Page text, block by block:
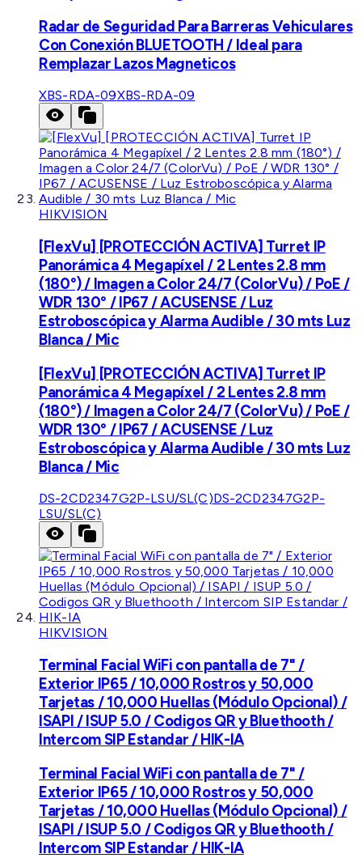
Radar de Seguridad Para Barreras Vehiculares
Con Conexión BLUETOOTH / Ideal para
Remplazar Lazos Magneticos
XBS-RDA-09XBS-RDA-09
HIKVISION
[FlexVu] [PROTECCIÓN ACTIVA] Turret IP
Panorámica 4 Megapíxel / 2 Lentes 2.8 mm
(180°) / Imagen a Color 24/7 (ColorVu) / PoE /
WDR 130° / IP67 / ACUSENSE / Luz
Estroboscópica y Alarma Audible / 30 mts Luz
Blanca / Mic
[FlexVu] [PROTECCIÓN ACTIVA] Turret IP
Panorámica 4 Megapíxel / 2 Lentes 2.8 mm
(180°) / Imagen a Color 24/7 (ColorVu) / PoE /
WDR 130° / IP67 / ACUSENSE / Luz
Estroboscópica y Alarma Audible / 30 mts Luz
Blanca / Mic
DS-2CD2347G2P-LSU/SL(C)DS-2CD2347G2P-
LSU/SL(C)
HIKVISION
Terminal Facial WiFi con pantalla de 7" /
Exterior IP65 / 10,000 Rostros y 50,000
Tarjetas / 10,000 Huellas (Módulo Opcional) /
ISAPI / ISUP 5.0 / Codigos QR y Bluethooth /
Intercom SIP Estandar / HIK-IA
Terminal Facial WiFi con pantalla de 7" /
Exterior IP65 / 10,000 Rostros y 50,000
Tarjetas / 10,000 Huellas (Módulo Opcional) /
ISAPI / ISUP 5.0 / Codigos QR y Bluethooth /
Intercom SIP Estandar / HIK-IA